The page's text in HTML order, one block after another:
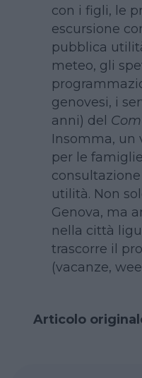
con i figli, le
escursione
pubblica
meteo, gli
genovesi, i
anni) del
Insomma, un
per le
utilità. Non
Genova, ma
nella città
trascorre il
(vacanze,
Articolo